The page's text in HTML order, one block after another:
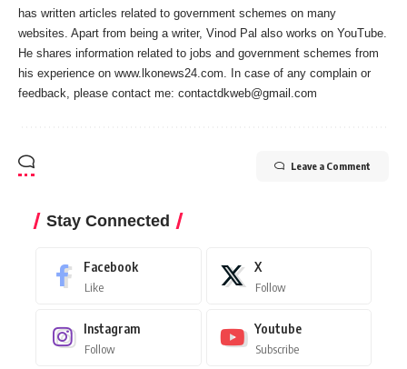
has written articles related to government schemes on many
websites. Apart from being a writer, Vinod Pal also works on YouTube.
He shares information related to jobs and government schemes from
his experience on www.lkonews24.com. In case of any complain or
feedback, please contact me: contactdkweb@gmail.com
Leave a Comment
Stay Connected
Facebook
Like
X
Follow
Instagram
Follow
Youtube
Subscribe